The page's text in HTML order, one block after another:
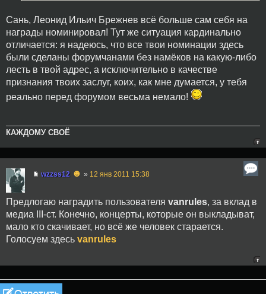
Сань, Леонид Ильич Брежнев всё больше сам себя на
награды номинировал! Тут же ситуация кардинально
отличается: я надеюсь, что все твои номинации здесь
были сделаны форумчанами без намёков на какую-либо
лесть в твой адрес, а исключительно в качестве
признания твоих заслуг, коих, как мне думается, у тебя
реально перед форумом весьма немало!
КАЖДОМУ СВОЁ
wzzss12 ☻ » 12 янв 2011 15:38
Предлогаю наградить пользователя vanrules, за вклад в
медиа III-cт. Конечно, концерты, которые он выкладыват,
мало кто скачивает, но всё же человек старается.
Голосуем здесь vanrules
Ответить